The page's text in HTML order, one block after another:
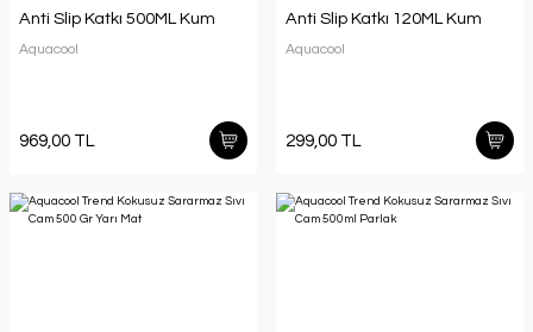
Anti Slip Katkı 500ML Kum
Aquacool
969,00 TL
Anti Slip Katkı 120ML Kum
Aquacool
299,00 TL